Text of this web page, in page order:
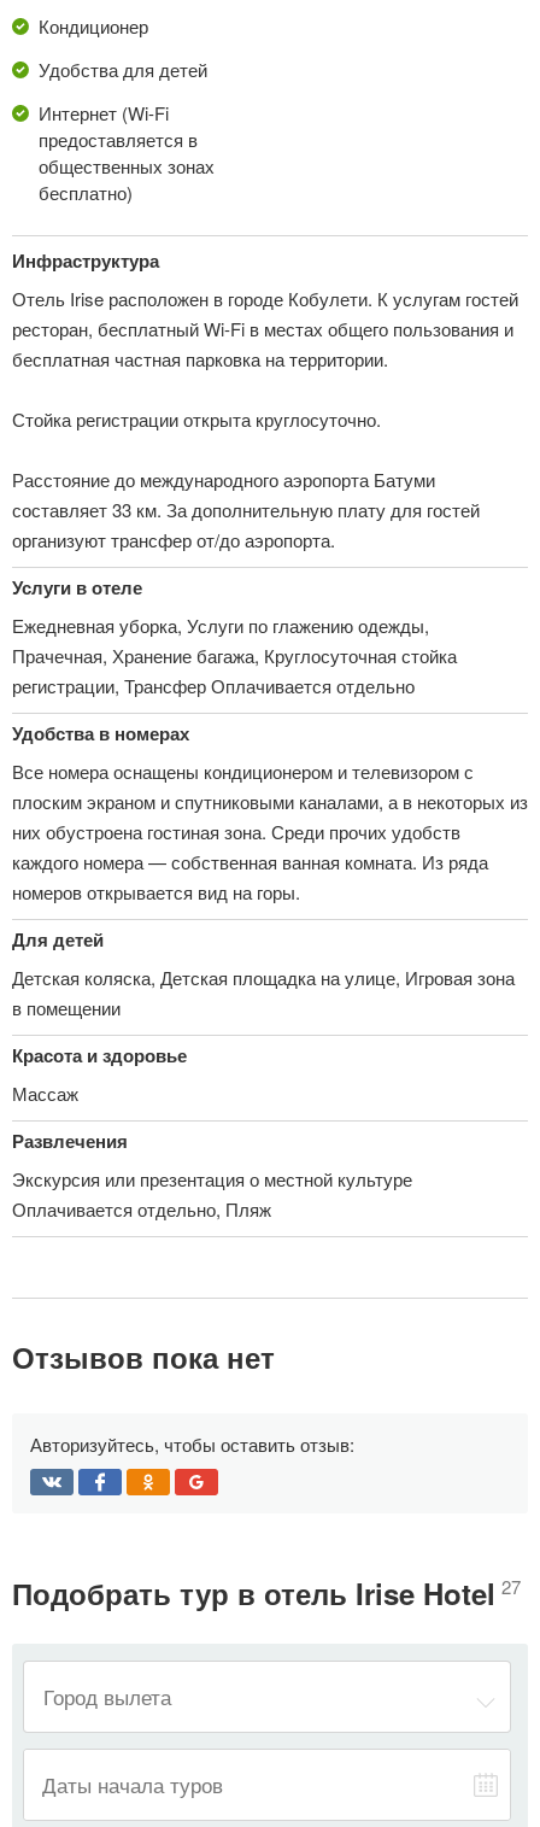
Кондиционер
Удобства для детей
Интернет (Wi-Fi
предоставляется в
общественных зонах
бесплатно)
Инфраструктура
Отель Irise расположен в городе Кобулети. К услугам гостей
ресторан, бесплатный Wi-Fi в местах общего пользования и
бесплатная частная парковка на территории.
Стойка регистрации открыта круглосуточно.
Расстояние до международного аэропорта Батуми
составляет 33 км. За дополнительную плату для гостей
организуют трансфер от/до аэропорта.
Услуги в отеле
Ежедневная уборка, Услуги по глажению одежды,
Прачечная, Хранение багажа, Круглосуточная стойка
регистрации, Трансфер Оплачивается отдельно
Удобства в номерах
Все номера оснащены кондиционером и телевизором с
плоским экраном и спутниковыми каналами, а в некоторых из
них обустроена гостиная зона. Среди прочих удобств
каждого номера — собственная ванная комната. Из ряда
номеров открывается вид на горы.
Для детей
Детская коляска, Детская площадка на улице, Игровая зона
в помещении
Красота и здоровье
Массаж
Развлечения
Экскурсия или презентация о местной культуре
Оплачивается отдельно, Пляж
Отзывов пока нет
Авторизуйтесь, чтобы оставить отзыв:
Подобрать тур в отель Irise Hotel 27
Даты начала туров